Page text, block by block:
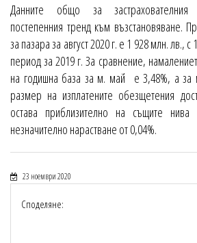
Данните общо за застрахователния
постепенния тренд към възстановяване.
за пазара за август 2020 г. е 1 928 млн. лв.,
период за 2019 г. За сравнение,
на годишна база за м. май е 3,48%, а
размер на изплатените обезщетения
остава приблизително на същите
незначително нарастване от 0,04%.
23 ноември 2020
Споделяне: